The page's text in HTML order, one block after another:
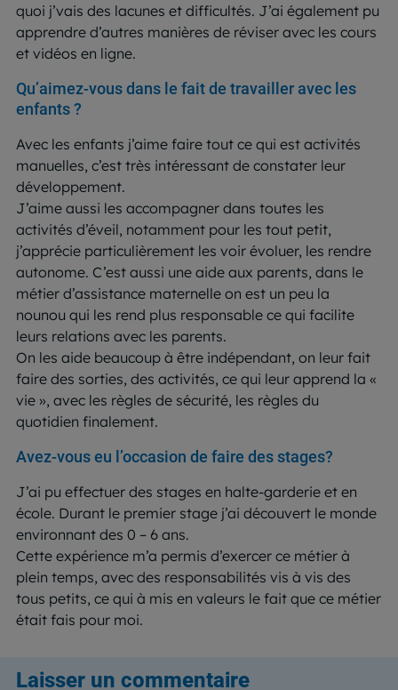
quoi j’vais des lacunes et difficultés. J’ai également pu
apprendre d’autres manières de réviser avec les cours
et vidéos en ligne.
Qu’aimez-vous dans le fait de travailler avec les
enfants ?
Avec les enfants j’aime faire tout ce qui est activités
manuelles, c’est très intéressant de constater leur
développement.
J’aime aussi les accompagner dans toutes les
activités d’éveil, notamment pour les tout petit,
j’apprécie particulièrement les voir évoluer, les rendre
autonome. C’est aussi une aide aux parents, dans le
métier d’assistance maternelle on est un peu la
nounou qui les rend plus responsable ce qui facilite
leurs relations avec les parents.
On les aide beaucoup à être indépendant, on leur fait
faire des sorties, des activités, ce qui leur apprend la «
vie », avec les règles de sécurité, les règles du
quotidien finalement.
Avez-vous eu l’occasion de faire des stages?
J’ai pu effectuer des stages en halte-garderie et en
école. Durant le premier stage j’ai découvert le monde
environnant des 0 – 6 ans.
Cette expérience m’a permis d’exercer ce métier à
plein temps, avec des responsabilités vis à vis des
tous petits, ce qui à mis en valeurs le fait que ce métier
était fais pour moi.
Laisser un commentaire